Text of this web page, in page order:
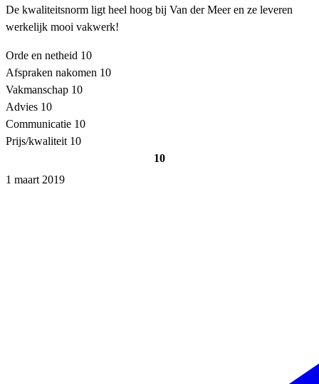
De kwaliteitsnorm ligt heel hoog bij Van der Meer en ze leveren
werkelijk mooi vakwerk!
Orde en netheid 10
Afspraken nakomen 10
Vakmanschap 10
Advies 10
Communicatie 10
Prijs/kwaliteit 10
10
1 maart 2019